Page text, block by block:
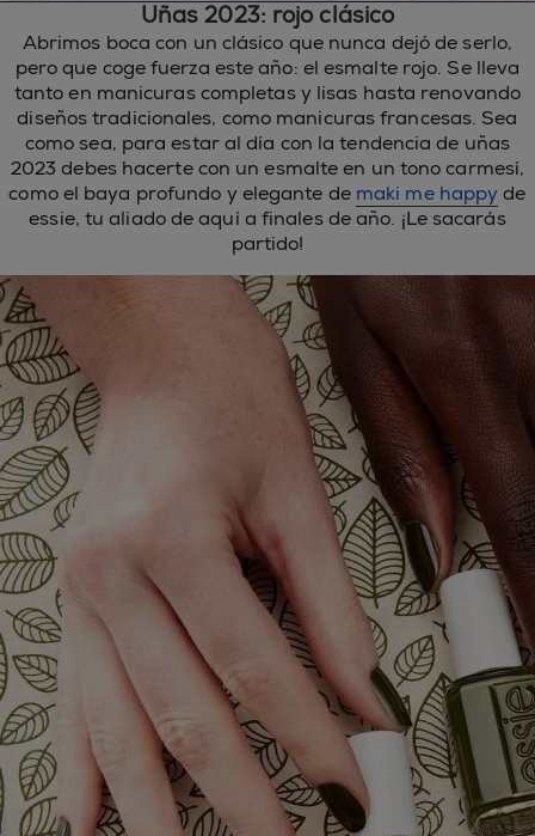
Uñas 2023: rojo clásico
Abrimos boca con un clásico que nunca dejó de serlo,
pero que coge fuerza este año: el esmalte rojo. Se lleva
tanto en manicuras completas y lisas hasta renovando
diseños tradicionales, como manicuras francesas. Sea
como sea, para estar al día con la tendencia de uñas
2023 debes hacerte con un esmalte en un tono carmesí,
como el baya profundo y elegante de maki me happyde
essie, tu aliado de aquí a finales de año. ¡Le sacarás
partido!